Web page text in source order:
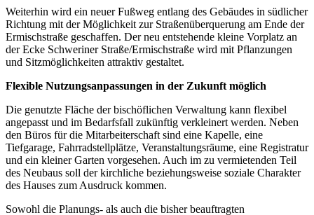
Weiterhin wird ein neuer Fußweg entlang des Gebäudes in südlicher
Richtung mit der Möglichkeit zur Straßenüberquerung am Ende der
Ermischstraße geschaffen. Der neu entstehende kleine Vorplatz an
der Ecke Schweriner Straße/Ermischstraße wird mit Pflanzungen
und Sitzmöglichkeiten attraktiv gestaltet.
Flexible Nutzungsanpassungen in der Zukunft möglich
Die genutzte Fläche der bischöflichen Verwaltung kann flexibel
angepasst und im Bedarfsfall zukünftig verkleinert werden. Neben
den Büros für die Mitarbeiterschaft sind eine Kapelle, eine
Tiefgarage, Fahrradstellplätze, Veranstaltungsräume, eine Registratur
und ein kleiner Garten vorgesehen. Auch im zu vermietenden Teil
des Neubaus soll der kirchliche beziehungsweise soziale Charakter
des Hauses zum Ausdruck kommen.
Sowohl die Planungs- als auch die bisher beauftragten